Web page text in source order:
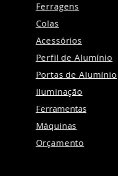
Ferragens
Colas
Acessórios
Perfil de Alumínio
Portas de Alumínio
Iluminação
Ferramentas
Máquinas
Orçamento